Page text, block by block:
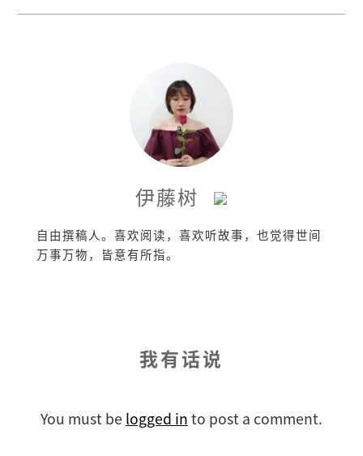
伊藤树
自由撰稿人。喜欢阅读，喜欢听故事，也觉得世间
万事万物，皆意有所指。
我有话说
You must be logged in to post a comment.